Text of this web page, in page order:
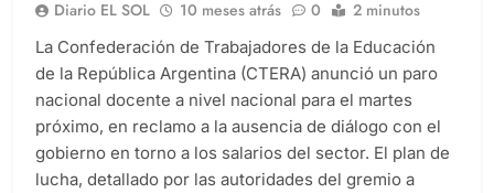
Diario EL SOL 10 meses atrás 0 2 minutos
La Confederación de Trabajadores de la Educación
de la República Argentina (CTERA) anunció un paro
nacional docente a nivel nacional para el martes
próximo, en reclamo a la ausencia de diálogo con el
gobierno en torno a los salarios del sector. El plan de
lucha, detallado por las autoridades del gremio a